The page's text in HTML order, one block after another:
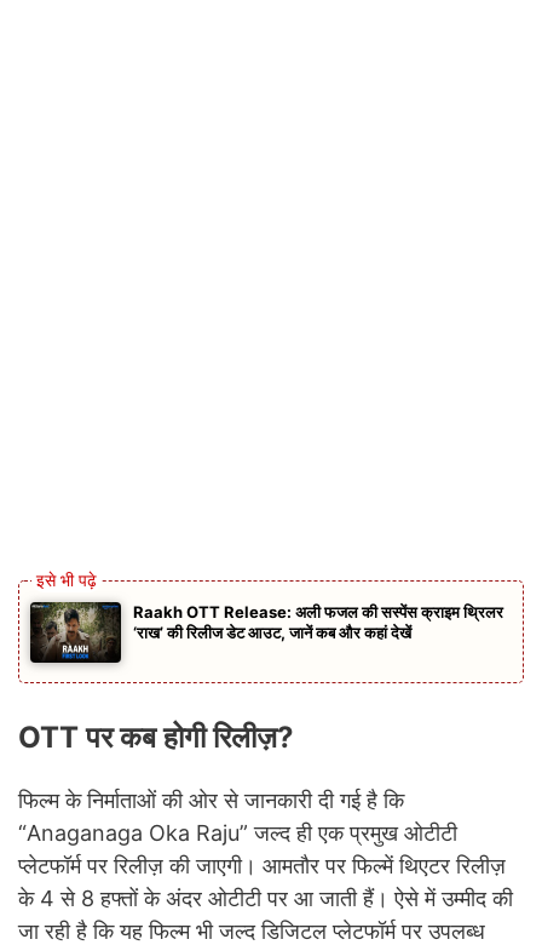
Raakh OTT Release: अली फजल की सस्पेंस क्राइम थ्रिलर
‘राख’ की रिलीज डेट आउट, जानें कब और कहां देखें
OTT पर कब होगी रिलीज़?
फिल्म के निर्माताओं की ओर से जानकारी दी गई है कि
“Anaganaga Oka Raju” जल्द ही एक प्रमुख ओटीटी
प्लेटफॉर्म पर रिलीज़ की जाएगी। आमतौर पर फिल्में थिएटर रिलीज़
के 4 से 8 हफ्तों के अंदर ओटीटी पर आ जाती हैं। ऐसे में उम्मीद की
जा रही है कि यह फिल्म भी जल्द डिजिटल प्लेटफॉर्म पर उपलब्ध